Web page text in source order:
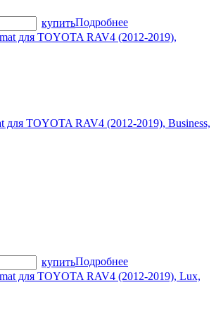
купитьПодробнее
для TOYOTA RAV4 (2012-2019), Business,
купитьПодробнее